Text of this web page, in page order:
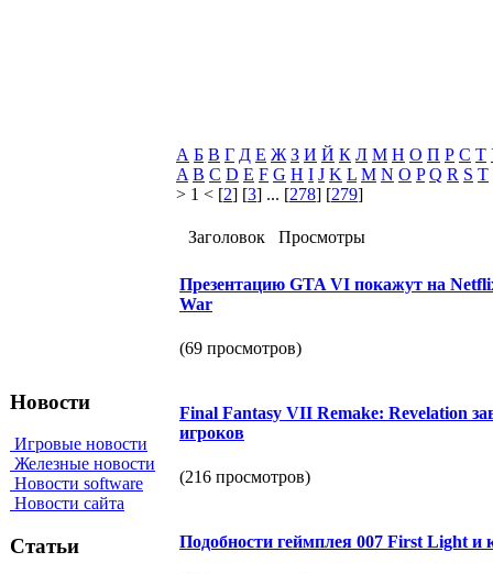
Новости
Игровые новости
Железные новости
Новости software
Новости сайта
Статьи
А Б В Г Д Е Ж З И Й К Л М Н О П Р С Т
A B C D E F G H I J K L M N O P Q R S T
> 1 < [2] [3] ... [278] [279]
Заголовок Просмотры
Презентацию GTA VI покажут на
War
(69 просмотров)
Final Fantasy VII Remake: Revelation
игроков
(216 просмотров)
Подобности геймплея 007 First Light и